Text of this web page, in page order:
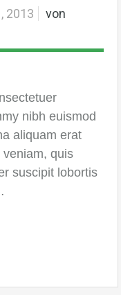
2013
von
nibh euismod
aliquam erat
quis
suscipit lobortis